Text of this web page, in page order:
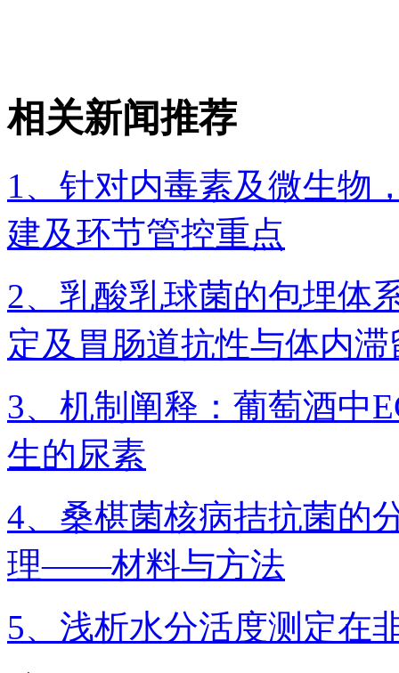
相关新闻推荐
1、针对内毒素及微生物
建及环节管控重点
2、乳酸乳球菌的包埋体
定及胃肠道抗性与体内
3、机制阐释：葡萄酒中
生的尿素
4、桑椹菌核病拮抗菌的
理——材料与方法
5、浅析水分活度测定在